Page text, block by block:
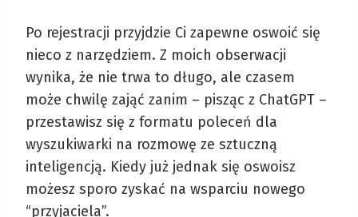
Po rejestracji przyjdzie Ci zapewne oswoić się
nieco z narzędziem. Z moich obserwacji
wynika, że nie trwa to długo, ale czasem
może chwilę zająć zanim – pisząc z ChatGPT –
przestawisz się z formatu poleceń dla
wyszukiwarki na rozmowę ze sztuczną
inteligencją. Kiedy już jednak się oswoisz
możesz sporo zyskać na wsparciu nowego
“przyjaciela”.